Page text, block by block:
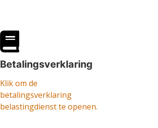
Betalingsverklaring
Klik om de
betalingsverklaring
belastingdienst te openen.